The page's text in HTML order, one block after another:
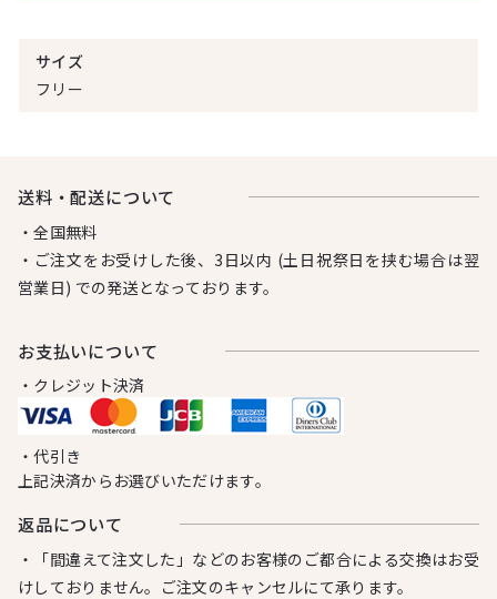
サイズ
フリー
送料・配送について
・全国無料
・ご注文をお受けした後、3日以内 (土日祝祭日を挟む場合は翌
営業日) での発送となっております。
お⽀払いについて
・クレジット決済
・代引き
上記決済からお選びいただけます。
返品について
・「間違えて注文した」などのお客様のご都合による交換はお受
けしておりません。ご注文のキャンセルにて承ります。